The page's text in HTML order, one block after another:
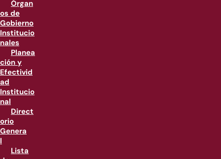
Órgan
os de
Gobierno
Institucio
nales
Planea
ción y
Efectivid
ad
Institucio
nal
Direct
orio
Genera
l
Lista